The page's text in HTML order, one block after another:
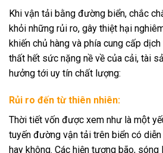
Khi vận tải bằng đường biển, chắc
khỏi những rủi ro, gây thiệt hại
khiến chủ hàng và phía cung cấp
thất hết sức nặng nề về của cải, tài
hưởng tới uy tín chất lượng:
Rủi ro đến từ thiên nhiên:
Thời tiết vốn được xem như là một
tuyến đường vận tải trên biển có
hay không. Các hiện tượng bão,